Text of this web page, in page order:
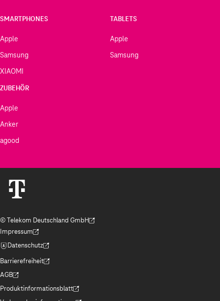
SMARTPHONES
Apple
Samsung
XIAOMI
TABLETS
Apple
Samsung
ZUBEHÖR
Apple
Anker
agood
© Telekom Deutschland GmbH
(Der Link wird in einem neuen Tab geöffnet)
Impressum
(Der Link wird in einem neuen Tab geöffnet)
Datenschutz
(Der Link wird in einem neuen Tab geöffnet)
Barrierefreiheit
(Der Link wird in einem neuen Tab geöffnet)
AGB
(Der Link wird in einem neuen Tab geöffnet)
Produktinformationsblatt
(Der Link wird in einem neuen Tab geöffnet)